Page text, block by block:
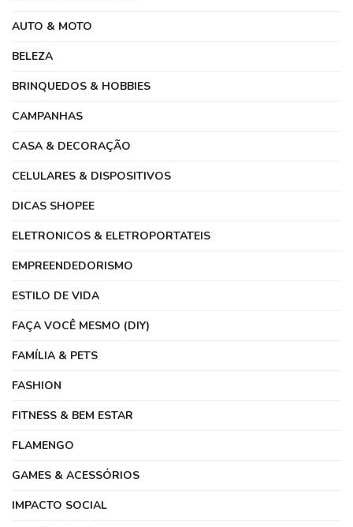
AUTO & MOTO
BELEZA
BRINQUEDOS & HOBBIES
CAMPANHAS
CASA & DECORAÇÃO
CELULARES & DISPOSITIVOS
DICAS SHOPEE
ELETRONICOS & ELETROPORTATEIS
EMPREENDEDORISMO
ESTILO DE VIDA
FAÇA VOCÊ MESMO (DIY)
FAMÍLIA & PETS
FASHION
FITNESS & BEM ESTAR
FLAMENGO
GAMES & ACESSÓRIOS
IMPACTO SOCIAL